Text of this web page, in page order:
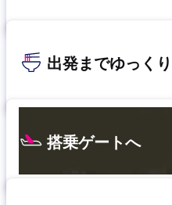
出発までゆっく
搭乗ゲートへ